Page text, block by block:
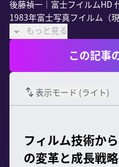
後藤禎一｜富士フイルムHD
1983年富士写真フイルム（
もっと見る
この記事
表示モード (ライト)
フィルム技術か
の変革と成長戦略